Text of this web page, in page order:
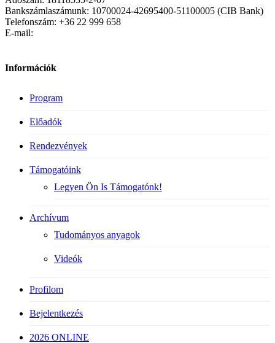
Bankszámlaszámunk: 10700024-42695400-51100005 (CIB Bank)
Telefonszám: +36 22 999 658
E-mail:
Információk
Program
Előadók
Rendezvények
Támogatóink
Legyen Ön Is Támogatónk!
Archívum
Tudományos anyagok
Videók
Profilom
Bejelentkezés
2026 ONLINE